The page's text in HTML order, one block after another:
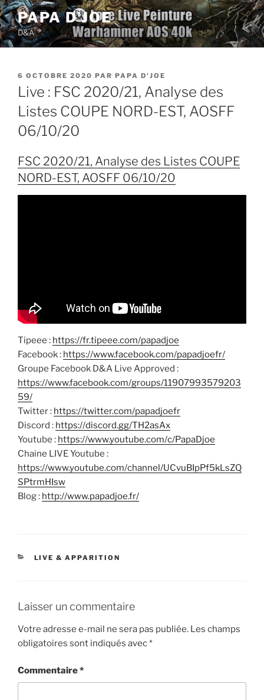
Aller
au
contenu
principal
PAPA D'JOE
D&A
PUBLIÉ
LE
6 OCTOBRE 2020 PAR PAPA D'JOE
Live : FSC 2020/21, Analyse des
Listes COUPE NORD-EST, AOSFF
06/10/20
FSC 2020/21, Analyse des Listes COUPE
NORD-EST, AOSFF 06/10/20
Tipeee : https://fr.tipeee.com/papadjoe
Facebook : https://www.facebook.com/papadjoefr/
Groupe Facebook D&A Live Approved :
https://www.facebook.com/groups/11907993579203
59/
Twitter : https://twitter.com/papadjoefr
Discord : https://discord.gg/TH2asAx
Youtube : https://www.youtube.com/c/PapaDjoe
Chaine LIVE Youtube :
https://www.youtube.com/channel/UCvuBIpPf5kLsZQ
SPtrmHIsw
Blog : http://www.papadjoe.fr/
CATÉGORIES
LIVE & APPARITION
Laisser un commentaire
Votre adresse e-mail ne sera pas publiée. Les champs
obligatoires sont indiqués avec*
Commentaire*